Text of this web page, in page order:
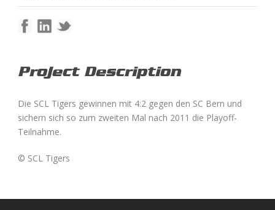
Project Description
Die SCL Tigers gewinnen mit 4:2 gegen den SC Bern und
sichern sich so zum zweiten Mal nach 2011 die Playoff-
Teilnahme.
© SCL Tigers